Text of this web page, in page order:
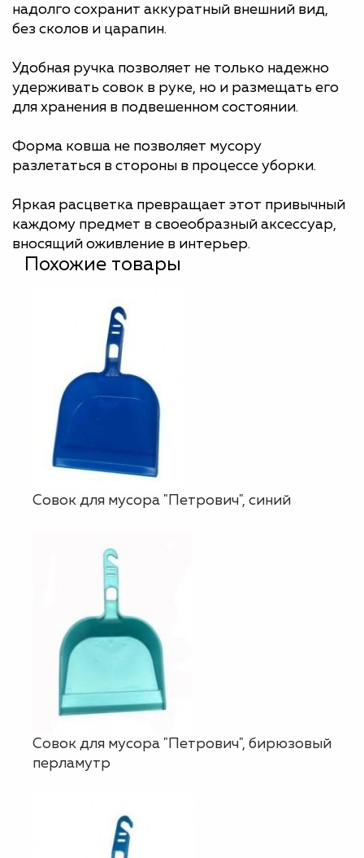
надолго сохранит аккуратный внешний вид,
без сколов и царапин.
Удобная ручка позволяет не только надежно
удерживать совок в руке, но и размещать его
для хранения в подвешенном состоянии.
Форма ковша не позволяет мусору
разлетаться в стороны в процессе уборки.
Яркая расцветка превращает этот привычный
каждому предмет в своеобразный аксессуар,
вносящий оживление в интерьер.
Похожие товары
Совок для мусора "Петрович", синий
Совок для мусора "Петрович", бирюзовый
перламутр